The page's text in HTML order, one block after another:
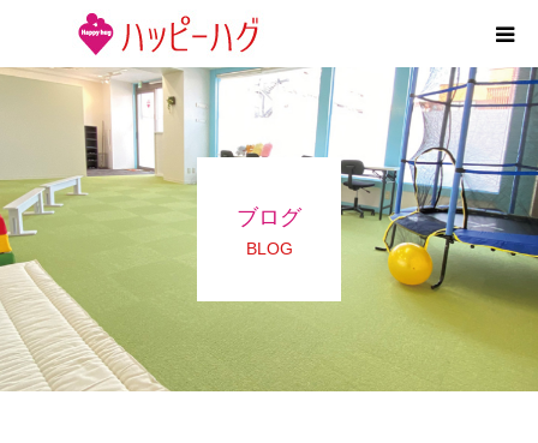
ブログ
BLOG
2つの特徴
5領域支援とお約束
施設紹介
求人情報